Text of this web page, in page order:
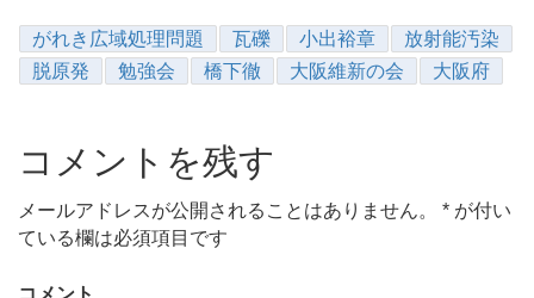
がれき広域処理問題 瓦礫 小出裕章
放射能汚染
脱原発
勉強会 橋下徹 大阪維新の会 大阪府
コメントを残す
メールアドレスが公開されることはありません。 * が付い
ている欄は必須項目です
コメント